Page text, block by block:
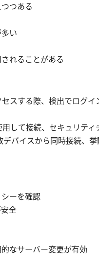
つある
い
れることがある
スする際、検出でログイ
して接続、セキュリティ
バイスから同時接続、
ーを確認
全
なサーバー変更が有効